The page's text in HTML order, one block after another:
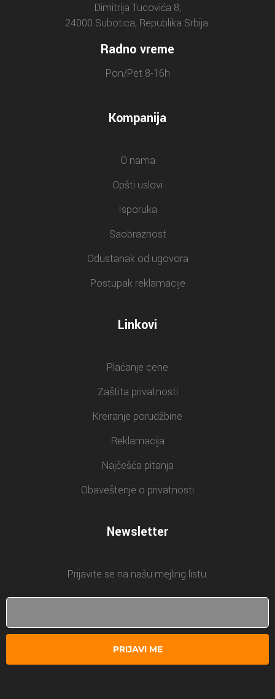
Dimitrija Tucovića 8,
24000 Subotica, Republika Srbija.
Radno vreme
Pon/Pet 8-16h
Kompanija
O nama
Opšti uslovi
Isporuka
Saobraznost
Odustanak od ugovora
Postupak reklamacije
Linkovi
Plaćanje cene
Zaštita privatnosti
Kreiranje porudžbine
Reklamacija
Najčešća pitanja
Obaveštenje o privatnosti
Newsletter
Prijavite se na našu mejling listu.
PRIJAVI ME